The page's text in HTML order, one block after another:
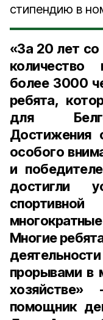
стипендию в
«За 20 лет
количество
более 3000
ребята,
для
Достижения
особого
и
достигли
Многие
прорывами в
помощник